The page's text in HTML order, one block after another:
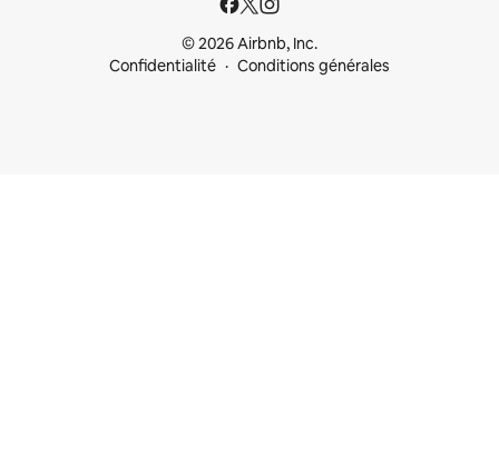
© 2026 Airbnb, Inc.
Confidentialité
Conditions générales